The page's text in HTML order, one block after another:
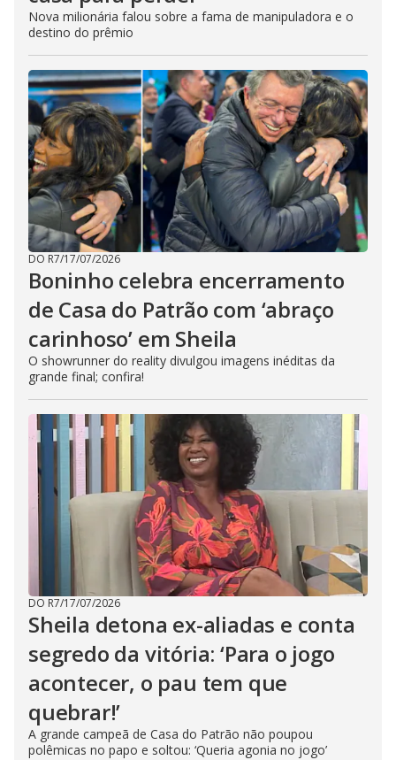
Nova milionária falou sobre a fama de manipuladora e o
destino do prêmio
DO R7/17/07/2026
Boninho celebra encerramento
de Casa do Patrão com ‘abraço
carinhoso’ em Sheila
O showrunner do reality divulgou imagens inéditas da
grande final; confira!
DO R7/17/07/2026
Sheila detona ex-aliadas e conta
segredo da vitória: ‘Para o jogo
acontecer, o pau tem que
quebrar!’
A grande campeã de Casa do Patrão não poupou
polêmicas no papo e soltou: ‘Queria agonia no jogo’